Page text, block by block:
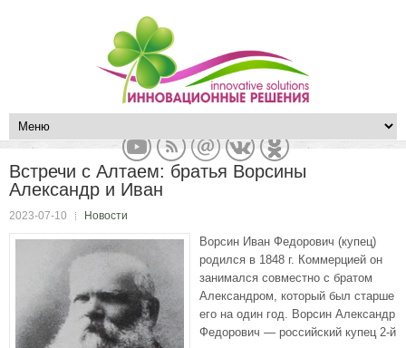
Встречи с Алтаем: братья Ворсины
Александр и Иван
2023-07-10 Новости
Ворсин Иван Федорович (купец)
родился в 1848 г. Коммерцией он
занимался совместно с братом
Александром, который был старше
его на один год. Ворсин Александр
Федорович — российский купец 2-й